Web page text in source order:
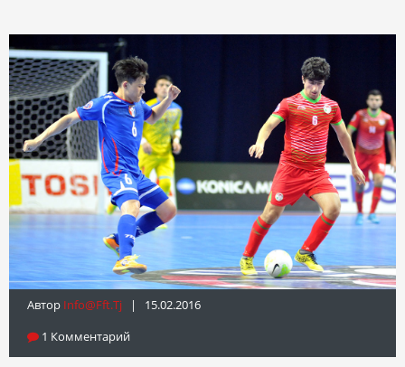
Автор Info@fft.tj | 15.02.2016
1 Комментарий